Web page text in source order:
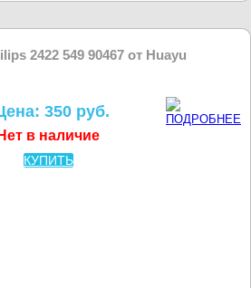
2422 549 90467 от Huayu
350 руб.
Нет в наличие
КУПИТЬ